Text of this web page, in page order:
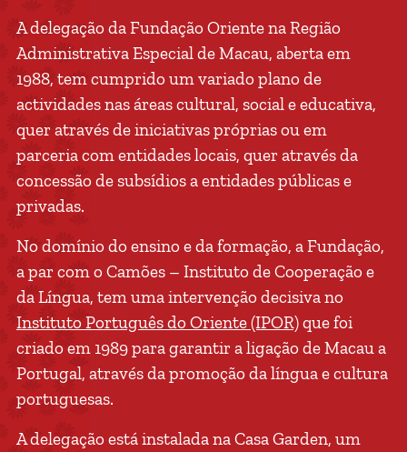
A delegação da Fundação Oriente na Região
Administrativa Especial de Macau, aberta em
1988, tem cumprido um variado plano de
actividades nas áreas cultural, social e educativa,
quer através de iniciativas próprias ou em
parceria com entidades locais, quer através da
concessão de subsídios a entidades públicas e
privadas.
No domínio do ensino e da formação, a Fundação,
a par com o Camões – Instituto de Cooperação e
da Língua, tem uma intervenção decisiva no
Instituto Português do Oriente (IPOR)que foi
criado em 1989 para garantir a ligação de Macau a
Portugal, através da promoção da língua e cultura
portuguesas.
A delegação está instalada na Casa Garden, um